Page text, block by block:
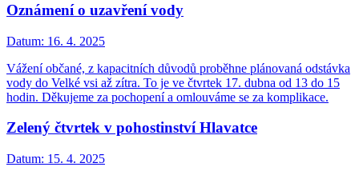
Oznámení o uzavření vody
Datum: 16. 4. 2025
Vážení občané, z kapacitních důvodů proběhne plánovaná odstávka
vody do Velké vsi až zítra. To je ve čtvrtek 17. dubna od 13 do 15
hodin. Děkujeme za pochopení a omlouváme se za komplikace.
Zelený čtvrtek v pohostinství Hlavatce
Datum: 15. 4. 2025